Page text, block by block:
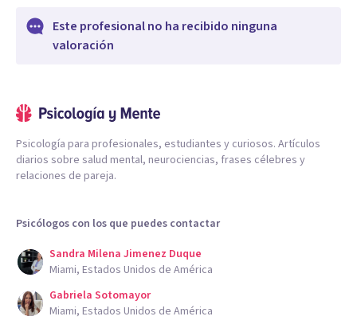
Este profesional no ha recibido ninguna
valoración
Psicología para profesionales, estudiantes y curiosos. Artículos
diarios sobre salud mental, neurociencias, frases célebres y
relaciones de pareja.
Psicólogos con los que puedes contactar
Sandra Milena Jimenez Duque
Miami, Estados Unidos de América
Gabriela Sotomayor
Miami, Estados Unidos de América